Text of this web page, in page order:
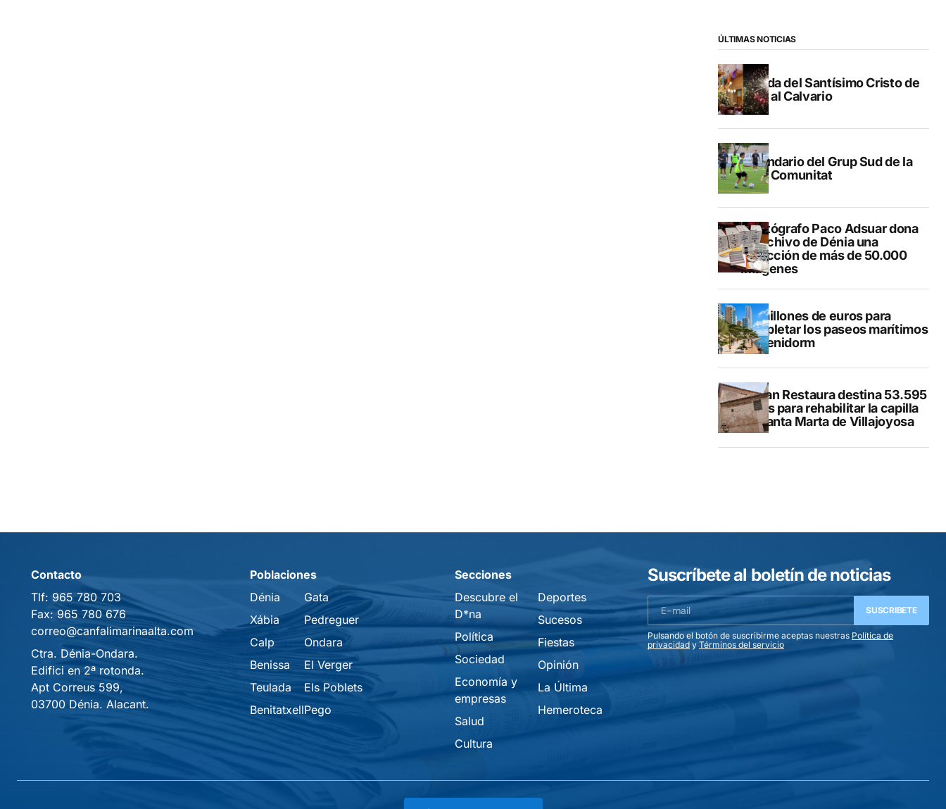
ÚLTIMAS NOTICIAS
Subida del Santísimo Cristo de
Gata al Calvario
Calendario del Grup Sud de la
Lliga Comunitat
El fotógrafo Paco Adsuar dona
al Archivo de Dénia una
colección de más de 50.000
imágenes
50 millones de euros para
completar los paseos marítimos
de Benidorm
El Plan Restaura destina 53.595
euros para rehabilitar la capilla
de Santa Marta de Villajoyosa
Contacto
Tlf: 965 780 703
Fax: 965 780 676
correo@canfalimarinaalta.com
Ctra. Dénia-Ondara.
Edifici en 2ª rotonda.
Apt Correus 599,
03700 Dénia. Alacant.
Poblaciones
Dénia
Xábia
Calp
Benissa
Teulada
Benitatxell
Gata
Pedreguer
Ondara
El Verger
Els Poblets
Pego
Secciones
Descubre el
D*na
Política
Sociedad
Economía y
empresas
Salud
Cultura
Deportes
Sucesos
Fiestas
Opinión
La Última
Hemeroteca
Suscríbete al boletín de noticias
SUSCRIBETE
Pulsando el botón de suscribirme aceptas nuestras Política de
privacidad y Términos del servicio